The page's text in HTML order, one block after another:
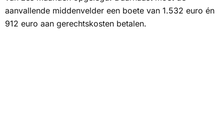
aanvallende middenvelder een boete van 1.532 euro én
912 euro aan gerechtskosten betalen.